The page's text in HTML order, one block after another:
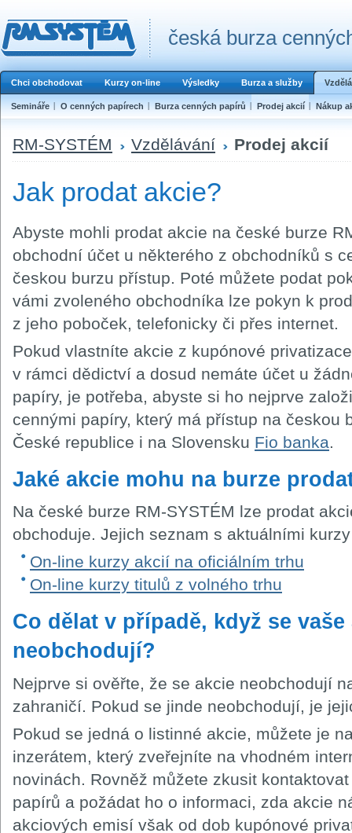
česká burza
Chci obchodovat Kurzy on-line Výsledky Burza a služby
Semináře O cenných papírech Burza cenných papírů Prodej akcií Nákup
RM-SYSTÉM Vzdělávání Prodej akcií
Jak prodat akcie?
Abyste mohli prodat akcie na české burze
obchodní účet u některého z obchodníků s
českou burzu přístup. Poté můžete podat
vámi zvoleného obchodníka lze pokyn k
z jeho poboček, telefonicky či přes internet.
Pokud vlastníte akcie z kupónové
v rámci dědictví a dosud nemáte účet u
papíry, je potřeba, abyste si ho nejprve
cennými papíry, který má přístup na českou
České republice i na Slovensku Fio banka.
Jaké akcie mohu na burze
Na české burze RM-SYSTÉM lze prodat
obchoduje. Jejich seznam s aktuálními
On-line kurzy akcií na oficiálním trhu
On-line kurzy titulů z volného trhu
Co dělat v případě, když se
neobchodují?
Nejprve si ověřte, že se akcie neobchodují
zahraničí. Pokud se jinde neobchodují, je
Pokud se jedná o listinné akcie, můžete je
inzerátem, který zveřejníte na vhodném
novinách. Rovněž můžete zkusit
papírů a požádat ho o informaci, zda akcie
akciových emisí však od dob kupónové